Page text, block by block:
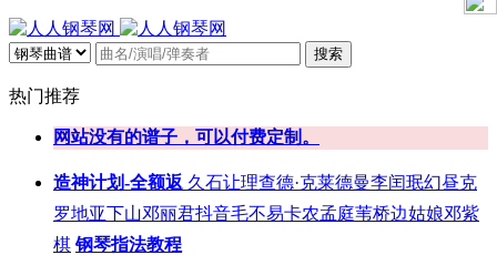
搜索
热门推荐
网站没有的谱子，可以付费定制。
造神计划-全额返 久石让理查德·克莱德曼李闰珉幻昼克
罗地亚下山邓丽君抖音毛不易卡农孟庭苇桥边姑娘邓紫
棋 钢琴指法教程